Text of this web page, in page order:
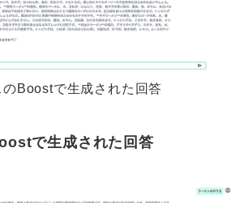
のBoostで生成された回答
で生成された回答